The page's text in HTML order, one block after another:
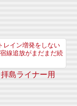
レイン増発をしない
線追放がまだまだ続
島ライナー用